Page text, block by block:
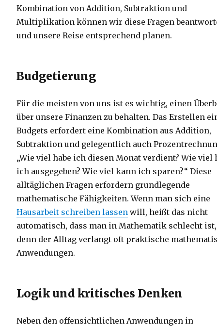
Kombination von Addition, Subtraktion und
Multiplikation können wir diese Fragen
und unsere Reise entsprechend planen.
Budgetierung
Für die meisten von uns ist es wichtig, einen
über unsere Finanzen zu behalten. Das Erstellen
Budgets erfordert eine Kombination aus Addition,
Subtraktion und gelegentlich auch
„Wie viel habe ich diesen Monat verdient? Wie viel
ich ausgegeben? Wie viel kann ich sparen?“ Diese
alltäglichen Fragen erfordern grundlegende
mathematische Fähigkeiten. Wenn man sich eine
Hausarbeit schreiben lassen will, heißt das nicht
automatisch, dass man in Mathematik schlecht ist,
denn der Alltag verlangt oft praktische
Anwendungen.
Logik und kritisches Denken
Neben den offensichtlichen Anwendungen in